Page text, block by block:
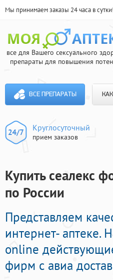
Мы принимаем заказы 24 часа в сутки!
все для Вашего сексуального
препараты для повышения
ВСЕ ПРЕПАРАТЫ
Круглосуточный
прием заказов
Купить сеалекс
по России
Представляем
интернет-
online
фирм с авиа